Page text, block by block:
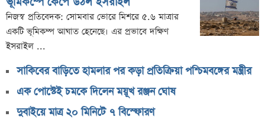
নিজস্ব প্রতিবেদক: সোমবার ভোরে মিশরে ৫.৬ মাত্রার
একটি ভূমিকম্প আঘাত হেনেছে। এর প্রভাবে দক্ষিণ
ইসরাইল ...
সাকিবের বাড়িতে হামলার পর কড়া প্রতিক্রিয়া পশ্চিমবঙ্গের মন্ত্রীর
এক পোস্টেই চমকে দিলেন ময়ূখ রঞ্জন ঘোষ
দুবাইয়ে মাত্র ২০ মিনিটে ৭ বিস্ফোরণ